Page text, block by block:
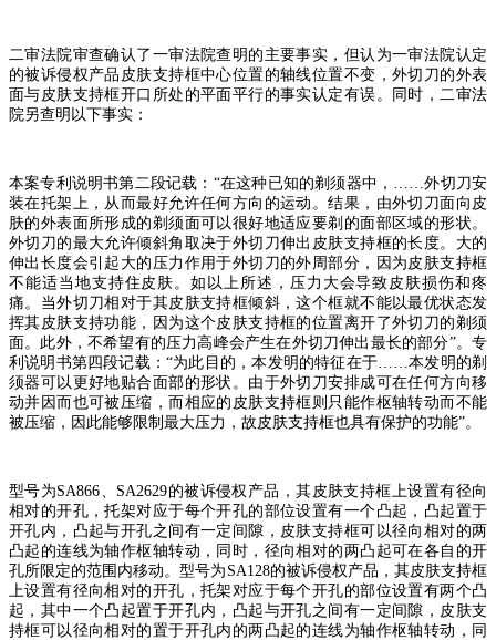
二审法院审查确认了一审法院查明的主要事实，但认为一审法院认定
的被诉侵权产品皮肤支持框中心位置的轴线位置不变，外切刀的外表
面与皮肤支持框开口所处的平面平行的事实认定有误。同时，二审法
院另查明以下事实：
本案专利说明书第二段记载： “在这种已知的剃须器中， ……外切刀安
装在托架上，从而最好允许任何方向的运动。结果，由外切刀面向皮
肤的外表面所形成的剃须面可以很好地适应要剃的面部区域的形状。
外切刀的最大允许倾斜角取决于外切刀伸出皮肤支持框的长度。大的
伸出长度会引起大的压力作用于外切刀的外周部分，因为皮肤支持框
不能适当地支持住皮肤。如以上所述，压力大会导致皮肤损伤和疼
痛。当外切刀相对于其皮肤支持框倾斜，这个框就不能以最优状态发
挥其皮肤支持功能，因为这个皮肤支持框的位置离开了外切刀的剃须
面。此外，不希望有的压力高峰会产生在外切刀伸出最长的部分”。专
利说明书第四段记载：“为此目的，本发明的特征在于…… 本发明的剃
须器可以更好地贴合面部的形状。由于外切刀安排成可在任何方向移
动并因而也可被压缩，而相应的皮肤支持框则只能作枢轴转动而不能
被压缩，因此能够限制最大压力，故皮肤支持框也具有保护的功能”。
型号为SA866 SA2629的被诉侵权产品，其皮肤支持框上设置有径向
相对的开孔，托架对应于每个开孔的部位设置有一个凸起，凸起置于
开孔内，凸起与开孔之间有一定间隙，皮肤支持框可以径向相对的两
凸起的连线为轴作枢轴转动，同时，径向相对的两凸起可在各自的开
孔所限定的范围内移动。型号为 SA128的被诉侵权产品，其皮肤支持框
上设置有径向相对的开孔，托架对应于每个开孔的部位设置有两个凸
起，其中一个凸起置于开孔内，凸起与开孔之间有一定间隙，皮肤支
持框可以径向相对的置于开孔内的两凸起的连线为轴作枢轴转动，同